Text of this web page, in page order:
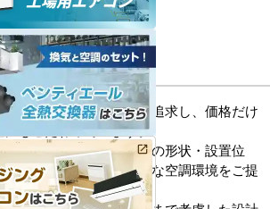
ポイント
、「格安＋α」の価値を追求し、価格だけ
もこだわっています。
態に合わせて、室内機の形状・設置位
総合的に検討し、最適な空調環境をご提